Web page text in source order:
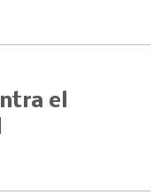
el